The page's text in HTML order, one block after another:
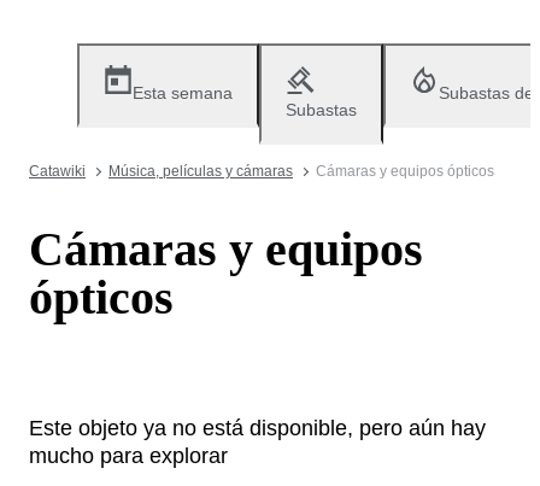
Esta semana
Subastas
Subastas
Catawiki Música, películas y cámaras Cámaras y equipos ópticos
Cámaras y equipos
ópticos
Este objeto ya no está disponible, pero aún hay
mucho para explorar